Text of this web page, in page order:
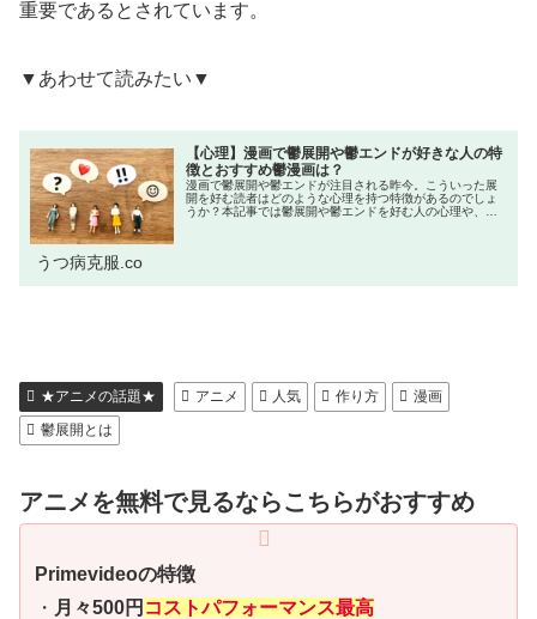
重要であるとされています。
▼あわせて読みたい▼
【心理】漫画で鬱展開や鬱エンドが好きな人の特
徴とおすすめ鬱漫画は？
漫画で鬱展開や鬱エンドが注目される昨今。こういった展
開を好む読者はどのような心理を持つ特徴があるのでしょ
うか？本記事では鬱展開や鬱エンドを好む人の心理や、そ
うつ病克服.co
★アニメの話題★ アニメ 人気 作り方
漫画
鬱展開とは
アニメを無料で見るならこちらがおすすめ
Primevideoの特徴
・ 月々500円 コストパフォーマンス最高